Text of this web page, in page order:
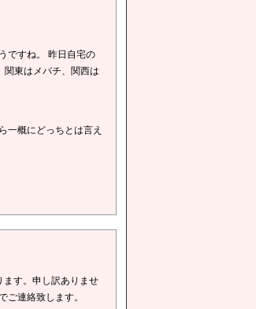
ですね。 昨日自宅の
関東はメバチ、関西は
一概にどっちとは言え
ます。申し訳ありませ
連絡致します。